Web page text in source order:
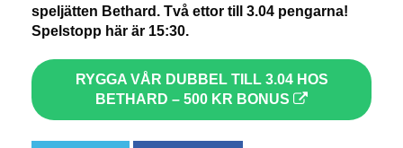
speljätten Bethard. Två ettor till 3.04 pengarna!
Spelstopp här är 15:30.
RYGGA VÅR DUBBEL TILL 3.04 HOS
BETHARD – 500 KR BONUS